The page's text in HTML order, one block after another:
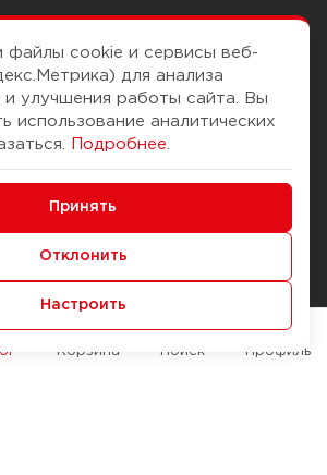
Помощь
Доставка и оплата
Способы оплаты
Служба контроля качества
файлы cookie и сервисы веб-
для анализа
улучшения работы сайта. Вы
использование аналитических
Подробнее
Принять
Отклонить
Настроить
Корзина Поиск Профиль